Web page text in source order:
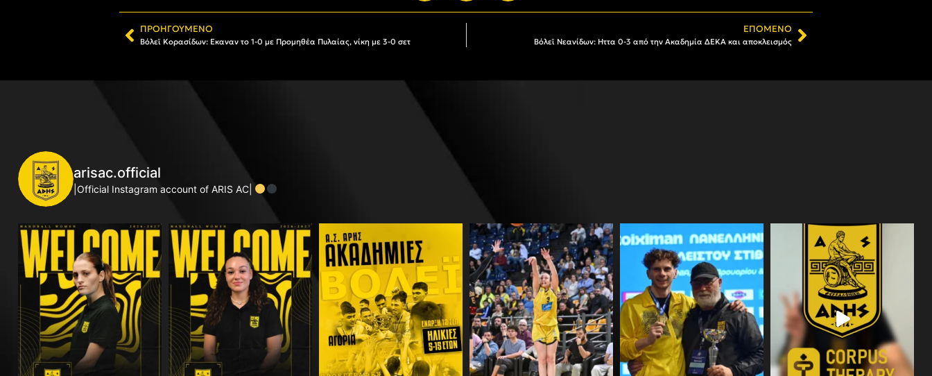
ΠΡΟΗΓΟΎΜΕΝΟ
Βόλεϊ Κορασίδων: Eκαναν το 1-0 με Προμηθέα Πυλαίας, νίκη με 3-0 σετ
ΕΠΌΜΕΝΟ
Βόλεϊ Νεανίδων: Hττα 0-3 από την Ακαδημία ΔΕΚΑ και αποκλεισμός
arisac.official
|Official Instagram account of ARIS AC|